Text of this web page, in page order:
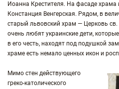
Иоанна Крестителя. На фасаде
Констанция Венгерская. Рядом, в
старый львовский храм — Церковь
очень любят украинские дети,
в его честь, находят под подушкой
храме есть немало ценных икон и
Мимо стен действующего
греко-католического